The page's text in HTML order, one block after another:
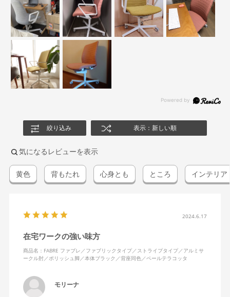
絞り込み 表示：新しい順
気になるレビューを表示
黄色 背もたれ 心身とも ところ インテリア
2024.6.17
在宅ワークの強い味方
商品名：FABRE ファブレ／ファブリックタイプ／ストライプタイプ／アルミサ
ークル肘／ポリッシュ脚／本体ブラック／背座同色／ペールテラコッタ
モリーナ